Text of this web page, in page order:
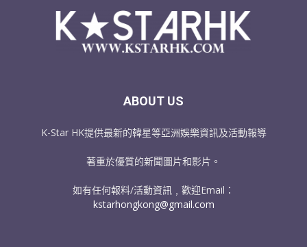
ABOUT US
K-Star HK提供最新的韓星等亞洲娛樂資訊及活動報導
著重於優質的新聞圖片和影片。
如有任何報料/活動資訊﹐歡迎Email：
kstarhongkong@gmail.com